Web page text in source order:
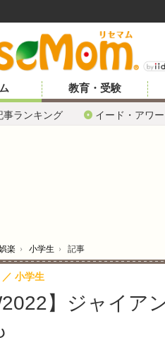
事ランキング イード・アワ
教育・受験
楽 › 小学生 › 記事
】ジャイ
小学生